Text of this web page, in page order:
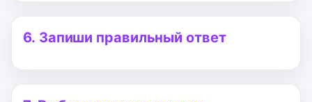
6. Запиши правильный ответ